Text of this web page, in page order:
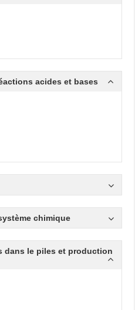
acides et bases
chimique
dans le piles et production